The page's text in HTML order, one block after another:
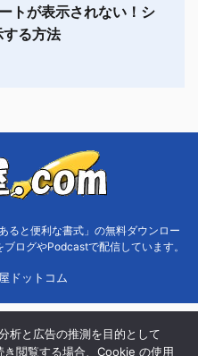
トが表示されない！シ
る方法
ると便利な書式」の無料ダウンロー
ログやPodcastで配信しています。
ドットコム
析と広告の推測を目的として
閲覧する場合、Cookie の使用